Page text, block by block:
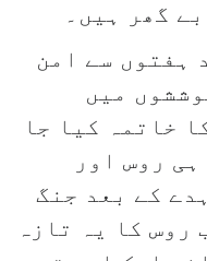
گھر ہیں۔
ہفتوں سے امن
میں
خاتمہ کیا جا
کو ہی روس اور
کے بعد جنگ
روس کا یہ تازہ